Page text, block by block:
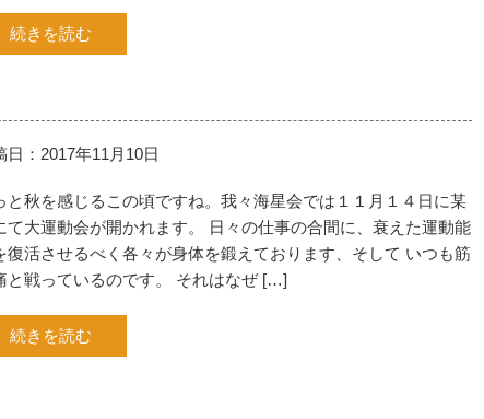
続きを読む
日：2017年11月10日
と秋を感じるこの頃ですね。我々海星会では１１月１４日に某
て大運動会が開かれます。 日々の仕事の合間に、衰えた運動能
復活させるべく各々が身体を鍛えております、そして いつも筋
と戦っているのです。 それはなぜ […]
続きを読む